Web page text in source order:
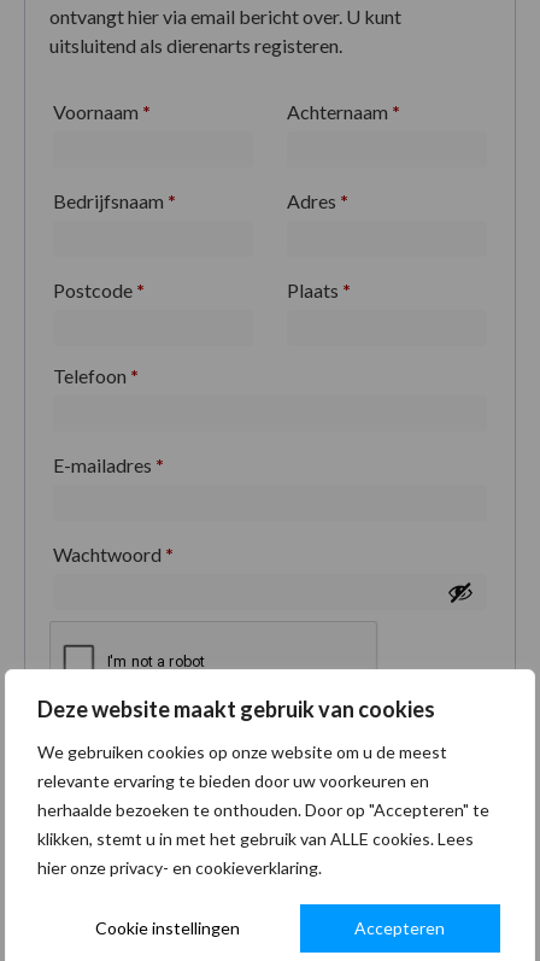
Deze website maakt gebruik van cookies
We gebruiken cookies op onze website om u de meest
relevante ervaring te bieden door uw voorkeuren en
herhaalde bezoeken te onthouden. Door op "Accepteren" te
klikken, stemt u in met het gebruik van ALLE cookies. Lees
hier onze privacy- en cookieverklaring.
Cookie instellingen Accepteren
ontvangt hier via email bericht over. U kunt
uitsluitend als dierenarts registeren.
Voornaam * Achternaam *
Bedrijfsnaam * Adres *
Postcode * Plaats *
Telefoon *
E-mailadres *
Wachtwoord *
Je persoonlijke gegevens worden gebruikt om je
ervaring op deze site te ondersteunen, om toegang
tot je account te beheren en voor andere doeleinden
zoals omschreven in onzeprivacybeleid.